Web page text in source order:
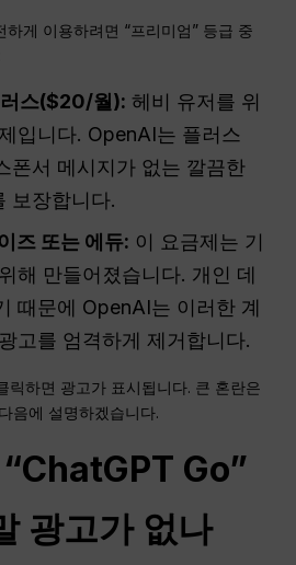
게 이용하려면 “프리미엄” 등급 중
스($20/월): 헤비 유저를 위
입니다. OpenAI는 플러스
폰서 메시지가 없는 깔끔한
보장합니다.
즈 또는 에듀: 이 요금제는 기
해 만들어졌습니다. 개인 데
때문에 OpenAI는 이러한 계
고를 엄격하게 제거합니다.
릭하면 광고가 표시됩니다. 큰 혼란은
음에 설명하겠습니다.
ChatGPT Go”
광고가 없나